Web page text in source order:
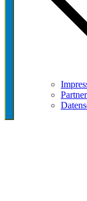
Partner